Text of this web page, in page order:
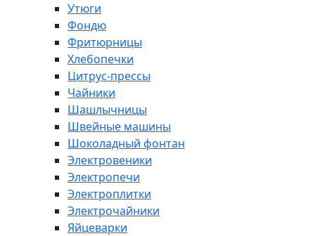
Утюги
Фондю
Фритюрницы
Хлебопечки
Цитрус-прессы
Чайники
Шашлычницы
Швейные машины
Шоколадный фонтан
Электровеники
Электропечи
Электроплитки
Электрочайники
Яйцеварки